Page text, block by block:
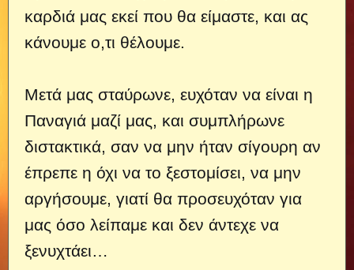
καρδιά μας εκεί που θα είμαστε, και ας
κάνουμε ο,τι θέλουμε.
Μετά μας σταύρωνε, ευχόταν να είναι η
Παναγιά μαζί μας, και συμπλήρωνε
διστακτικά, σαν να μην ήταν σίγουρη αν
έπρεπε η όχι να το ξεστομίσει, να μην
αργήσουμε, γιατί θα προσευχόταν για
μας όσο λείπαμε και δεν άντεχε να
ξενυχτάει…